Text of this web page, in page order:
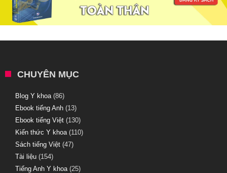
CHUYÊN MỤC
Blog Y khoa (86)
Ebook tiếng Anh (13)
Ebook tiếng Việt (130)
Kiến thức Y khoa (110)
Sách tiếng Việt (47)
Tài liệu (154)
Tiếng Anh Y khoa (25)